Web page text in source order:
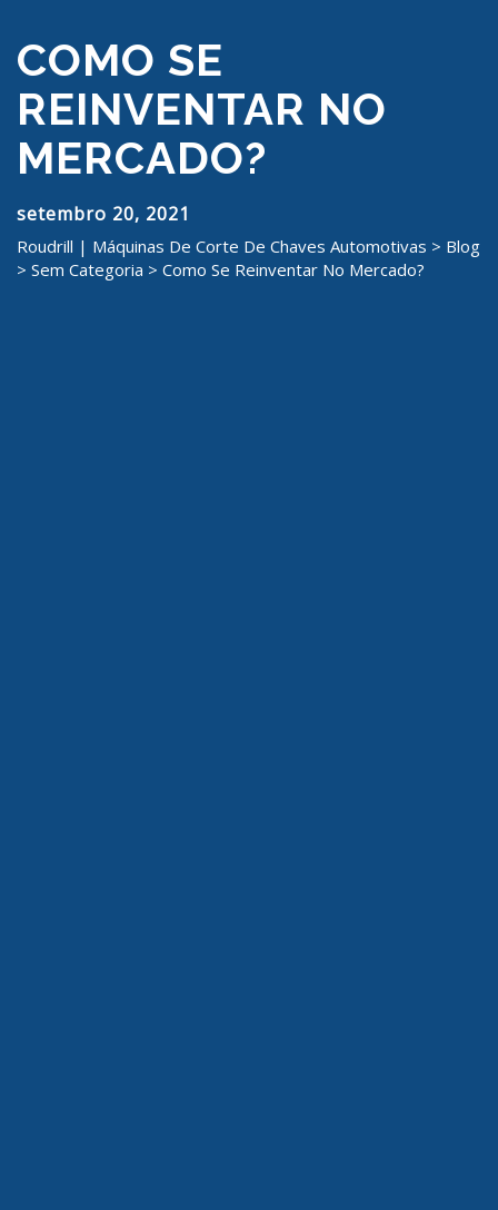
COMO SE
REINVENTAR NO
MERCADO?
setembro 20, 2021
Roudrill | Máquinas De Corte De Chaves Automotivas > Blog
> Sem Categoria > Como Se Reinventar No Mercado?